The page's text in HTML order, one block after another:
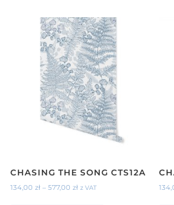
CHASING THE SONG CTS12A
134,00 zł – 577,00 zł z VAT